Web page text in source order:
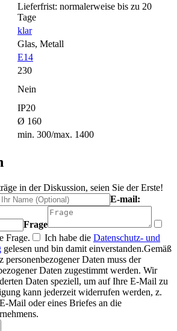
Lieferfrist: normalerweise bis zu 20
Tage
klar
Glas, Metall
E14
230
Nein
IP20
Ø 160
min. 300/max. 1400
in der Diskussion, seien Sie der Erste!
E-mail:
Frage
Frage.
Ich habe die Datenschutz- und
gelesen und bin damit einverstanden.Gemäß
personenbezogener Daten muss der
Daten zugestimmt werden. Wir
Daten speziell, um auf Ihre E-Mail zu
kann jederzeit widerrufen werden, z.
Mail oder eines Briefes an die